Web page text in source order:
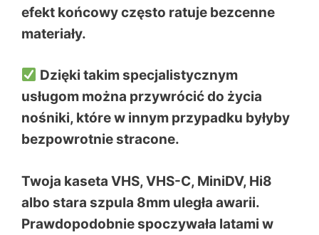
efekt końcowy często ratuje bezcenne
materiały.
Dzięki takim specjalistycznym
usługom można przywrócić do życia
nośniki, które w innym przypadku byłyby
bezpowrotnie stracone.
Twoja kaseta VHS, VHS-C, MiniDV, Hi8
albo stara szpula 8mm uległa awarii.
Prawdopodobnie spoczywała latami w